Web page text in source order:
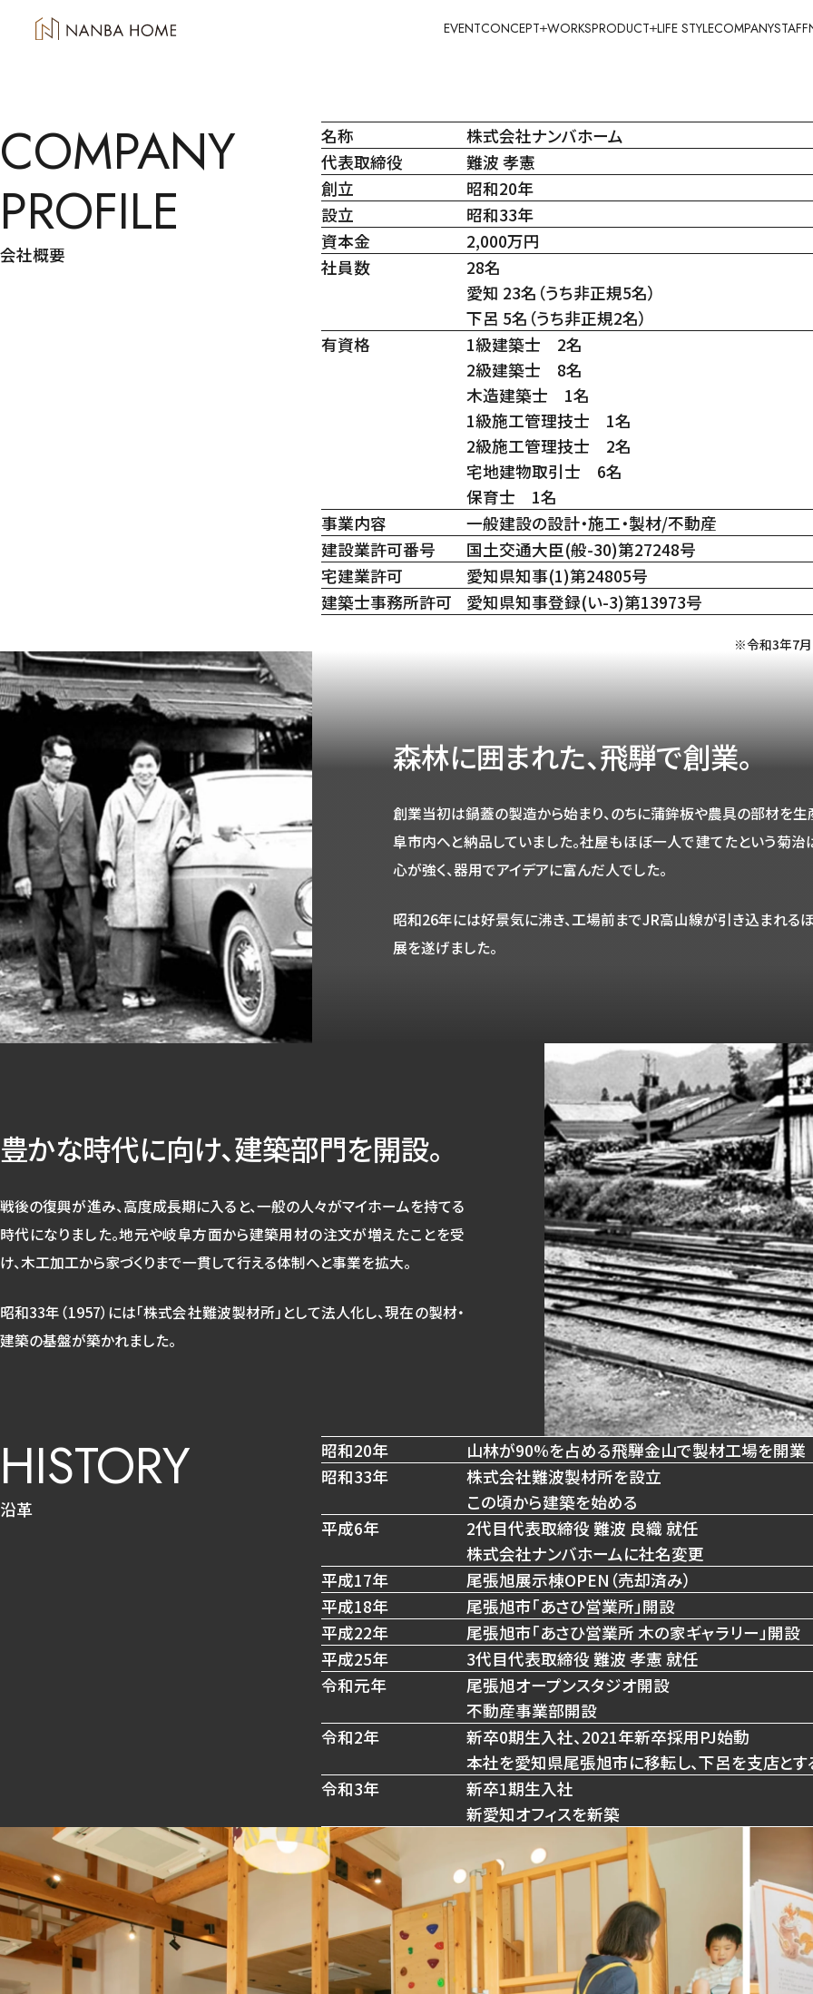
EVENTCONCEPT WORKSPRODUCT LIFE STYLECOMPANYSTAFF
COMPANY
PROFILE
会社概要
名称
株式会社ナンバホーム
代表取締役
難波 孝憲
創立
昭和20年
設立
昭和33年
資本金
2,000万円
社員数
28名
愛知 23名（うち非正規5名）
下呂 5名（うち非正規2名）
有資格
1級建築士 2名
2級建築士 8名
木造建築士 1名
1級施工管理技士 1名
2級施工管理技士 2名
宅地建物取引士 6名
保育士 1名
事業内容
一般建設の設計・施工・製材/不動産
建設業許可番号
国土交通大臣(般-30)第27248号
宅建業許可
愛知県知事(1)第24805号
建築士事務所許可
愛知県知事登録(い-3)第13973号
※令和3年7
森林に囲まれた、飛騨で創業。
創業当初は鍋蓋の製造から始まり、のちに蒲鉾板や農具の部材を生
阜市内へと納品していました。社屋もほぼ一人で建てたという菊治
心が強く、器用でアイデアに富んだ人でした。
昭和26年には好景気に沸き、工場前までJR高山線が引き込まれる
展を遂げました。
豊かな時代に向け、建築部門を開設。
戦後の復興が進み、高度成長期に入ると、一般の人々がマイホームを持てる
時代になりました。地元や岐阜方面から建築用材の注文が増えたことを受
け、木工加工から家づくりまで一貫して行える体制へと事業を拡大。
昭和33年（1957）には「株式会社難波製材所」として法人化し、現在の製材・
建築の基盤が築かれました。
HISTORY
沿革
昭和20年
山林が90%を占める飛騨金山で製材工場を開業
昭和33年
株式会社難波製材所を設立
この頃から建築を始める
平成6年
2代目代表取締役 難波 良織 就任
株式会社ナンバホームに社名変更
平成17年
尾張旭展示棟OPEN（売却済み）
平成18年
尾張旭市「あさひ営業所」開設
平成22年
尾張旭市「あさひ営業所 木の家ギャラリー」開設
平成25年
3代目代表取締役 難波 孝憲 就任
令和元年
尾張旭オープンスタジオ開設
不動産事業部開設
令和2年
新卒0期生入社、2021年新卒採用PJ始動
本社を愛知県尾張旭市に移転し、下呂を支店とす
令和3年
新卒1期生入社
新愛知オフィスを新築